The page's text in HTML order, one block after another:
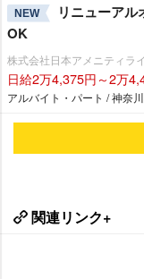
NEW
リニューア
OK
株式会社日本アメニティラ
日給2万4,375円～2万
アルバイト・パート / 神奈
関連リンク+